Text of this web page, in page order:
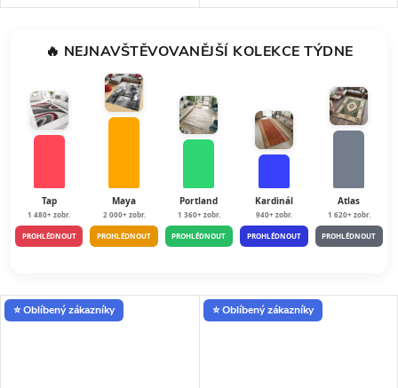
g/m2. Vhodné do místností s
g/m2. Vhodné do místností s
🔥 NEJNAVŠTĚVOVANĚJŠÍ KOLEKCE TÝDNE
Tap
1 480+ zobr.
PROHLÉDNOUT
Maya
2 000+ zobr.
PROHLÉDNOUT
Portland
1 360+ zobr.
PROHLÉDNOUT
Kardinál
940+ zobr.
PROHLÉDNOUT
Atlas
1 620+ zobr.
PROHLÉDNOUT
⭐ Oblíbený zákazníky ⭐ Oblíbený zákazníky